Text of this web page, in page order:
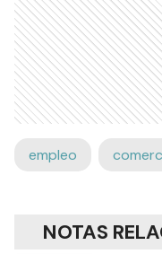
empleo
NOTAS